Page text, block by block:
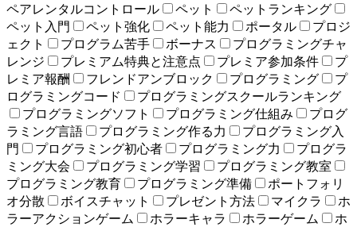
ペアレンタルコントロール
ペット
ペットランキング
ペット入門
ペット強化 ペット能力 ポータル
プロジ
ェクト
プログラム苦手 ボーナス
プログラミングチャ
レンジ
プレミアム特典と注意点 プレミア参加条件
プ
レミア報酬
フレンドアンブロック プログラミング
プ
ログラミングコード
プログラミングスクールランキング
プログラミングソフト
プログラミング仕組み
プログ
ラミング言語
プログラミング作る力
プログラミング入
門
プログラミング初心者 プログラミング力
プログラ
ミング大会
プログラミング学習
プログラミング教室
プログラミング教育
プログラミング準備
ポートフォリ
オ分散
ボイスチャット プレゼント方法 マイクラ
ホ
ラーアクションゲーム
ホラーキャラ ホラーゲーム
ホ